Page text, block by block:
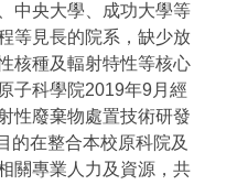
中央大學、成功大學等
等見長的院系，缺少放
核種及輻射特性等核心
子科學院2019年9月經
性廢棄物處置技術研發
的在整合本校原科院及
關專業人力及資源，共